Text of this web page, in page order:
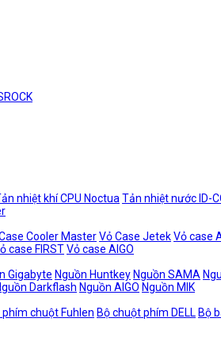
nhiệt khí CPU Noctua Tản nhiệt nước ID-
Cooler MasterVỏ Case JetekVỏ case
case FIRSTVỏ case AIGO
Gigabyte Nguồn Huntkey Nguồn SAMA
Darkflash Nguồn AIGO Nguồn MIK
phím chuột Fuhlen Bộ chuột phím DELL Bộ